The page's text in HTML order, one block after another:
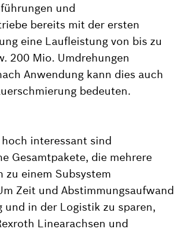
und
bereits mit der ersten
eine Laufleistung von bis zu
200 Mio. Umdrehungen
Anwendung kann dies auch
bedeuten.
interessant sind
Gesamtpakete, die mehrere
zu einem Subsystem
Zeit und Abstimmungsaufwand
und in der Logistik zu sparen,
Linearachsen und